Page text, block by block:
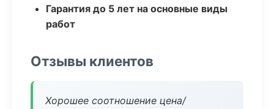
Гарантия до 5 лет на основные виды
работ
Отзывы клиентов
Хорошее соотношение цена/